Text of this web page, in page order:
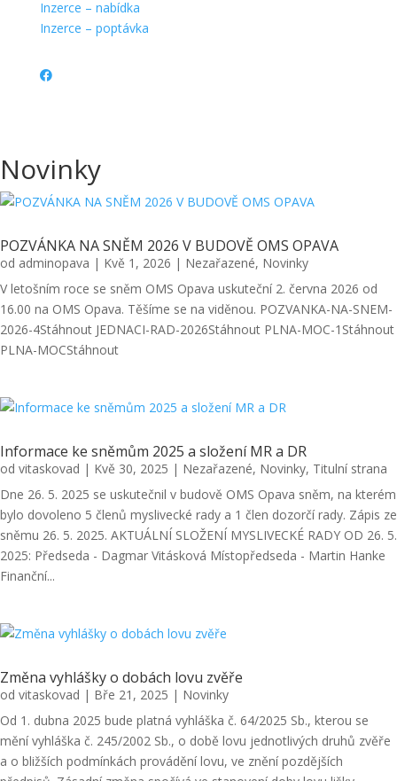
Inzerce – nabídka
Inzerce – poptávka
Novinky
POZVÁNKA NA SNĚM 2026 V BUDOVĚ OMS OPAVA
od adminopava | Kvě 1, 2026 | Nezařazené, Novinky
V letošním roce se sněm OMS Opava uskuteční 2. června 2026 od
16.00 na OMS Opava. Těšíme se na viděnou. POZVANKA-NA-SNEM-
2026-4Stáhnout JEDNACI-RAD-2026Stáhnout PLNA-MOC-1Stáhnout
PLNA-MOCStáhnout
Informace ke sněmům 2025 a složení MR a DR
od vitaskovad | Kvě 30, 2025 | Nezařazené, Novinky, Titulní strana
Dne 26. 5. 2025 se uskutečnil v budově OMS Opava sněm, na kterém
bylo dovoleno 5 členů myslivecké rady a 1 člen dozorčí rady. Zápis ze
sněmu 26. 5. 2025. AKTUÁLNÍ SLOŽENÍ MYSLIVECKÉ RADY OD 26. 5.
2025: Předseda - Dagmar Vitásková Místopředseda - Martin Hanke
Finanční...
Změna vyhlášky o dobách lovu zvěře
od vitaskovad | Bře 21, 2025 | Novinky
Od 1. dubna 2025 bude platná vyhláška č. 64/2025 Sb., kterou se
mění vyhláška č. 245/2002 Sb., o době lovu jednotlivých druhů zvěře
a o bližších podmínkách provádění lovu, ve znění pozdějších